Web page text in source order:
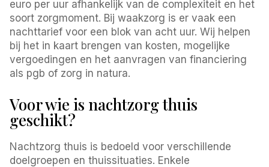
euro per uur afhankelijk van de complexiteit en het
soort zorgmoment. Bij waakzorg is er vaak een
nachttarief voor een blok van acht uur. Wij helpen
bij het in kaart brengen van kosten, mogelijke
vergoedingen en het aanvragen van financiering
als pgb of zorg in natura.
Voor wie is nachtzorg thuis
geschikt?
Nachtzorg thuis is bedoeld voor verschillende
doelgroepen en thuissituaties. Enkele